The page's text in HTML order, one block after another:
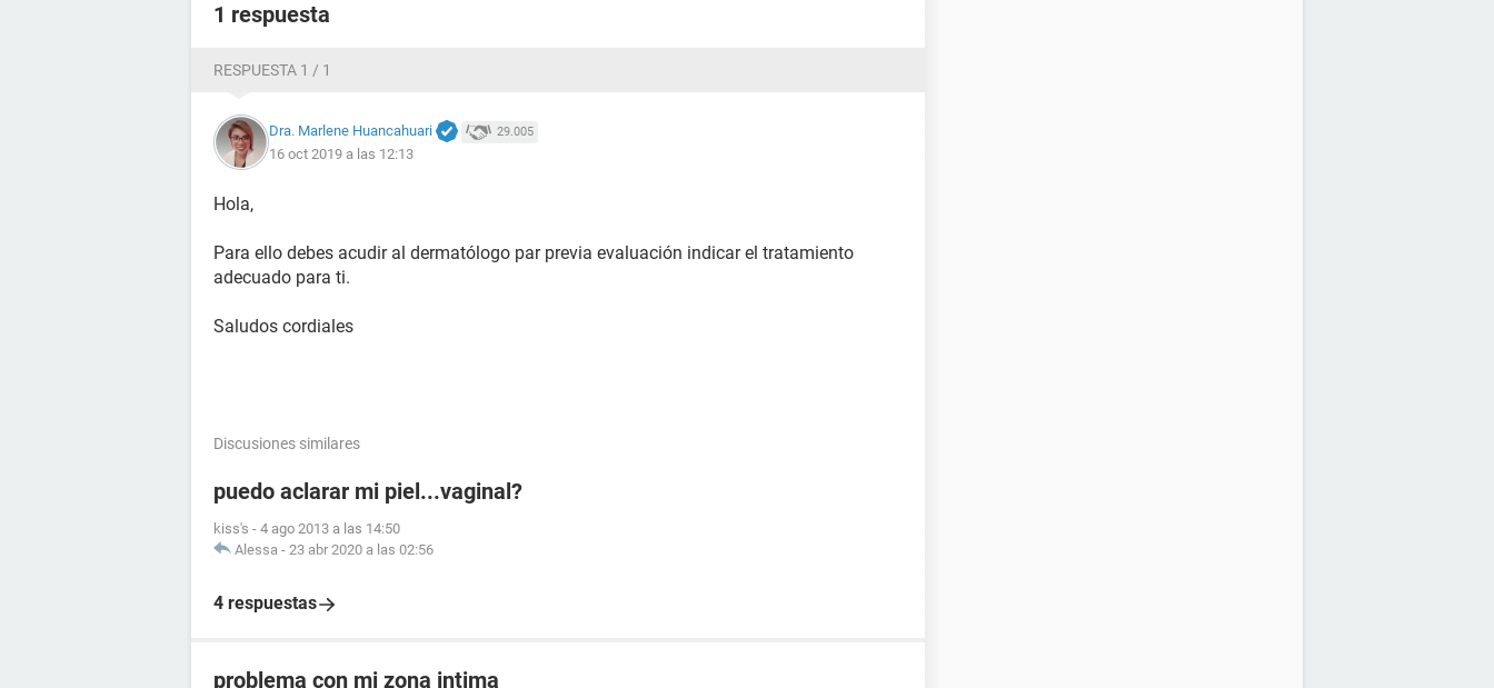
1 respuesta
RESPUESTA 1 / 1
Dra. Marlene Huancahuari 29.005
16 oct 2019 a las 12:13
Hola,
Para ello debes acudir al dermatólogo par previa evaluación indicar el tratamiento
adecuado para ti.
Saludos cordiales
Discusiones similares
puedo aclarar mi piel...vaginal?
kiss's - 4 ago 2013 a las 14:50
Alessa - 23 abr 2020 a las 02:56
4 respuestas
problema con mi zona intima